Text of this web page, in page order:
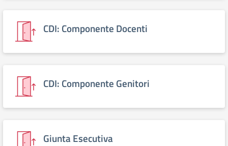
CDI: Componente Docenti
CDI: Componente Genitori
Giunta Esecutiva